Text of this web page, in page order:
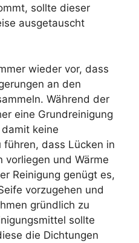
sollte dieser
ausgetauscht
wieder vor, dass
an den
Während der
eine Grundreinigung
keine
dass Lücken in
vorliegen und Wärme
Reinigung genügt es,
vorzugehen und
gründlich zu
sollte
die Dichtungen